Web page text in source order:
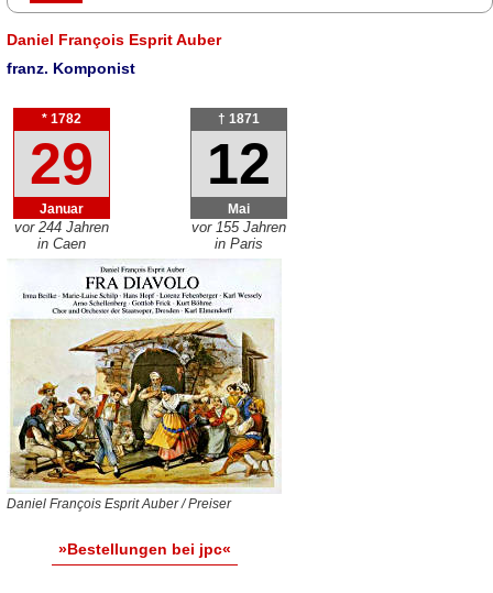
Daniel François Esprit Auber
franz. Komponist
* 1782
29
Januar
vor 244 Jahren
in Caen
† 1871
12
Mai
vor 155 Jahren
in Paris
Daniel François Esprit Auber / Preiser
»Bestellungen bei jpc«